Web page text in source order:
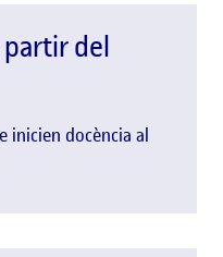
del
inicien docència al